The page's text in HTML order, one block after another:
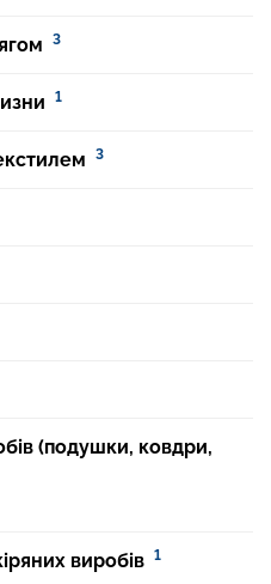
3
1
3
(подушки, ковдри,
виробів 1